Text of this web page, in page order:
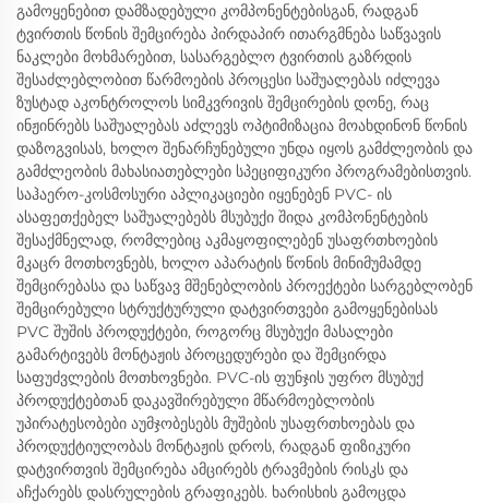
გამოყენებით დამზადებული კომპონენტებისგან, რადგან
ტვირთის წონის შემცირება პირდაპირ ითარგმნება საწვავის
ნაკლები მოხმარებით, სასარგებლო ტვირთის გაზრდის
შესაძლებლობით წარმოების პროცესი საშუალებას იძლევა
ზუსტად აკონტროლოს სიმკვრივის შემცირების დონე, რაც
ინჟინრებს საშუალებას აძლევს ოპტიმიზაცია მოახდინონ წონის
დაზოგვისას, ხოლო შენარჩუნებული უნდა იყოს გამძლეობის და
გამძლეობის მახასიათებლები სპეციფიკური პროგრამებისთვის.
საჰაერო-კოსმოსური აპლიკაციები იყენებენ PVC- ის
ასაფეთქებელ საშუალებებს მსუბუქი შიდა კომპონენტების
შესაქმნელად, რომლებიც აკმაყოფილებენ უსაფრთხოების
მკაცრ მოთხოვნებს, ხოლო აპარატის წონის მინიმუმამდე
შემცირებასა და საწვავ მშენებლობის პროექტები სარგებლობენ
შემცირებული სტრუქტურული დატვირთვები გამოყენებისას
PVC შუშის პროდუქტები, როგორც მსუბუქი მასალები
გამარტივებს მონტაჟის პროცედურები და შემცირდა
საფუძვლების მოთხოვნები. PVC-ის ფუნჯის უფრო მსუბუქ
პროდუქტებთან დაკავშირებული მწარმოებლობის
უპირატესობები აუმჯობესებს მუშების უსაფრთხოებას და
პროდუქტიულობას მონტაჟის დროს, რადგან ფიზიკური
დატვირთვის შემცირება ამცირებს ტრავმების რისკს და
აჩქარებს დასრულების გრაფიკებს. ხარისხის გამოცდა